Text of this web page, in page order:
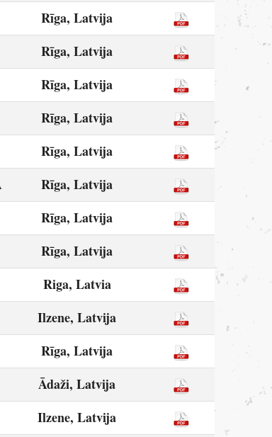
Rīga, Latvija
Rīga, Latvija
Rīga, Latvija
Rīga, Latvija
Rīga, Latvija
Rīga, Latvija
Rīga, Latvija
Rīga, Latvija
Riga, Latvia
Ilzene, Latvija
Rīga, Latvija
Ādaži, Latvija
Ilzene, Latvija